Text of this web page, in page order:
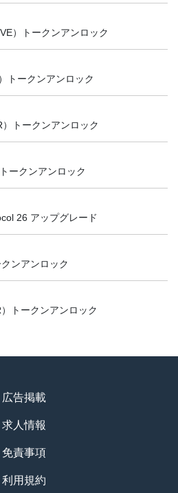
）トークンアンロック
トークンアンロック
トークンアンロック
ークンアンロック
26 アップグレード
ンアンロック
トークンアンロック
広告掲載
求人情報
免責事項
利用規約